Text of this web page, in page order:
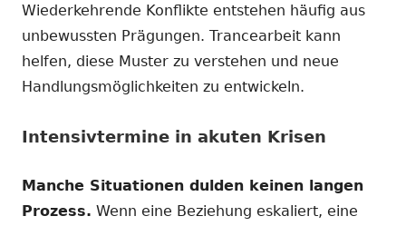
Wiederkehrende Konflikte entstehen häufig aus
unbewussten Prägungen. Trancearbeit kann
helfen, diese Muster zu verstehen und neue
Handlungsmöglichkeiten zu entwickeln.
Intensivtermine in akuten Krisen
Manche Situationen dulden keinen langen
Prozess. Wenn eine Beziehung eskaliert, eine